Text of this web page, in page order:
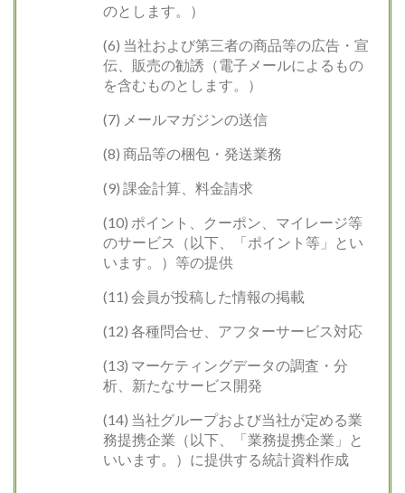
のとします。）
(6) 当社および第三者の商品等の広告・宣
伝、販売の勧誘（電子メールによるもの
を含むものとします。）
(7) メールマガジンの送信
(8) 商品等の梱包・発送業務
(9) 課金計算、料金請求
(10) ポイント、クーポン、マイレージ等
のサービス（以下、「ポイント等」とい
います。）等の提供
(11) 会員が投稿した情報の掲載
(12) 各種問合せ、アフターサービス対応
(13) マーケティングデータの調査・分
析、新たなサービス開発
(14) 当社グループおよび当社が定める業
務提携企業（以下、「業務提携企業」と
いいます。）に提供する統計資料作成